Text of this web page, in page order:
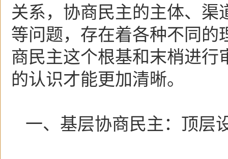
关系，协商民主的主体、渠
等问题，存在着各种不同的
商民主这个根基和末梢进行
的认识才能更加清晰。
一、基层协商民主：顶层